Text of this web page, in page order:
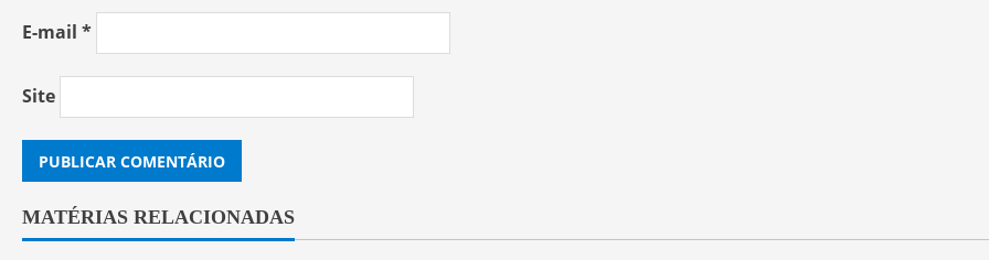
E-mail *
Site
MATÉRIAS RELACIONADAS